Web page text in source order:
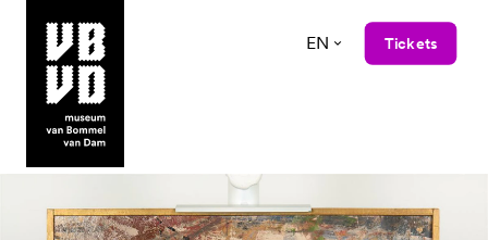
museum van Bommel van Dam
EN Tickets